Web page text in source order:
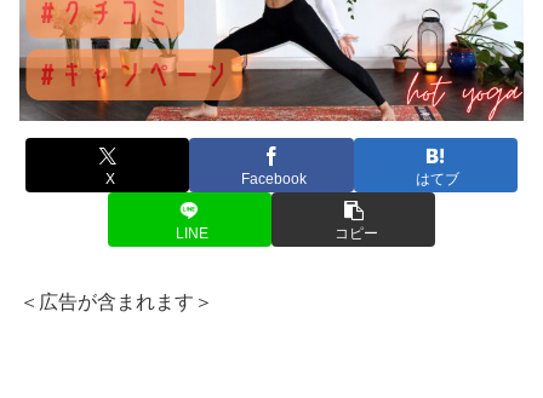
X Facebook はてブ
LINE コピー
＜広告が含まれます＞